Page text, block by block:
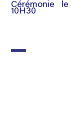
Cérémonie
10H30